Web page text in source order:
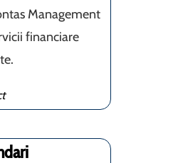
Management
financiare